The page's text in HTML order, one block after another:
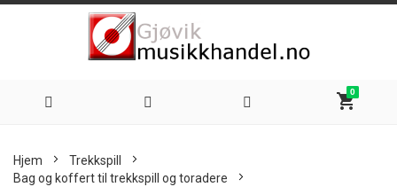
shopping_cart
0
Hjem
Trekkspill
Bag og koffert til trekkspill og toradere